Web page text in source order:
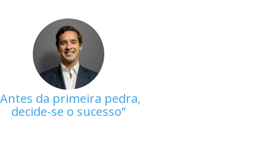
Antes da primeira pedra,
decide-se o sucesso